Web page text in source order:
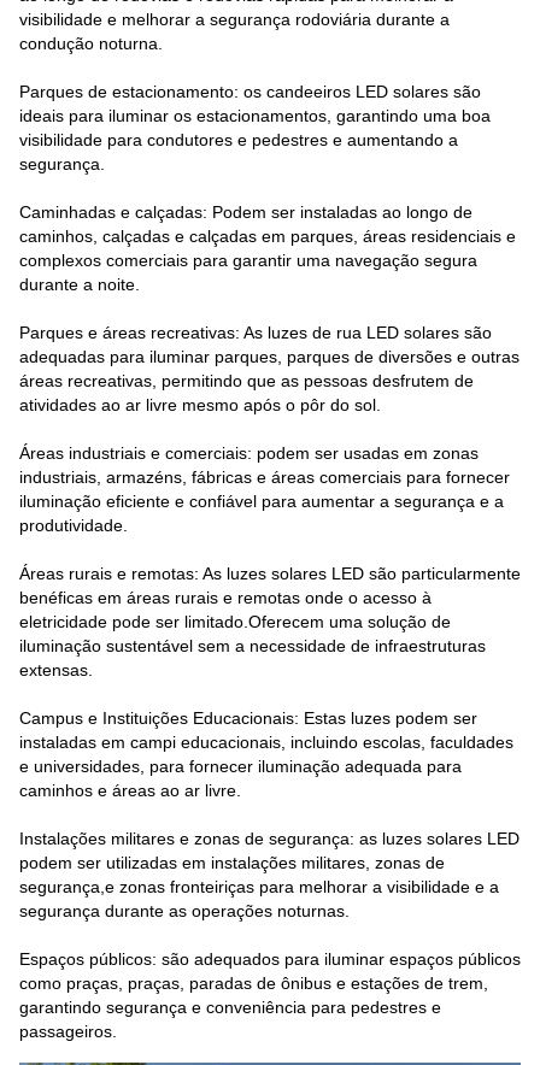
visibilidade e melhorar a segurança rodoviária durante a
condução noturna.
Parques de estacionamento: os candeeiros LED solares são
ideais para iluminar os estacionamentos, garantindo uma boa
visibilidade para condutores e pedestres e aumentando a
segurança.
Caminhadas e calçadas: Podem ser instaladas ao longo de
caminhos, calçadas e calçadas em parques, áreas residenciais e
complexos comerciais para garantir uma navegação segura
durante a noite.
Parques e áreas recreativas: As luzes de rua LED solares são
adequadas para iluminar parques, parques de diversões e outras
áreas recreativas, permitindo que as pessoas desfrutem de
atividades ao ar livre mesmo após o pôr do sol.
Áreas industriais e comerciais: podem ser usadas em zonas
industriais, armazéns, fábricas e áreas comerciais para fornecer
iluminação eficiente e confiável para aumentar a segurança e a
produtividade.
Áreas rurais e remotas: As luzes solares LED são particularmente
benéficas em áreas rurais e remotas onde o acesso à
eletricidade pode ser limitado.Oferecem uma solução de
iluminação sustentável sem a necessidade de infraestruturas
extensas.
Campus e Instituições Educacionais: Estas luzes podem ser
instaladas em campi educacionais, incluindo escolas, faculdades
e universidades, para fornecer iluminação adequada para
caminhos e áreas ao ar livre.
Instalações militares e zonas de segurança: as luzes solares LED
podem ser utilizadas em instalações militares, zonas de
segurança,e zonas fronteiriças para melhorar a visibilidade e a
segurança durante as operações noturnas.
Espaços públicos: são adequados para iluminar espaços públicos
como praças, praças, paradas de ônibus e estações de trem,
garantindo segurança e conveniência para pedestres e
passageiros.